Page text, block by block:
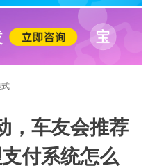
，车友会推荐
付系统怎么